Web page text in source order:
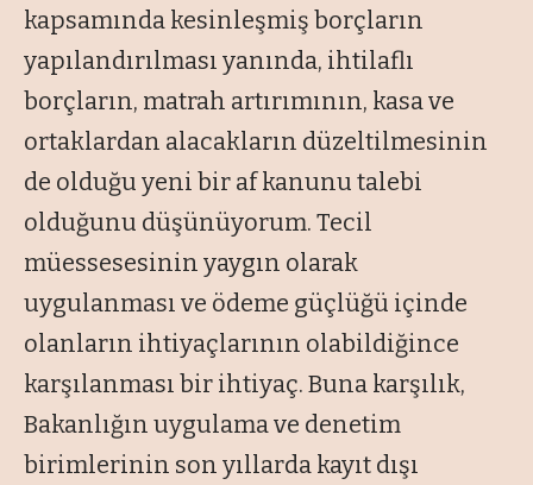
kapsamında kesinleşmiş borçların
yapılandırılması yanında, ihtilaflı
borçların, matrah artırımının, kasa ve
ortaklardan alacakların düzeltilmesinin
de olduğu yeni bir af kanunu talebi
olduğunu düşünüyorum. Tecil
müessesesinin yaygın olarak
uygulanması ve ödeme güçlüğü içinde
olanların ihtiyaçlarının olabildiğince
karşılanması bir ihtiyaç. Buna karşılık,
Bakanlığın uygulama ve denetim
birimlerinin son yıllarda kayıt dışı